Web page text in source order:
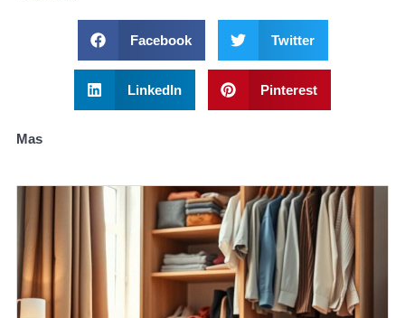
Facebook Twitter
LinkedIn Pinterest
Mas